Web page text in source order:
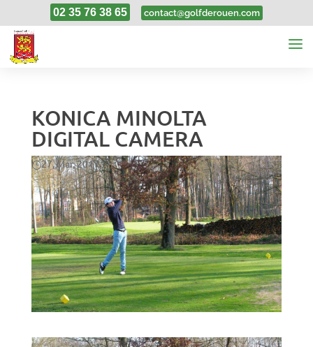
02 35 76 38 65 contact@golfderouen.com
KONICA MINOLTA
DIGITAL CAMERA
27, Mar, 2017